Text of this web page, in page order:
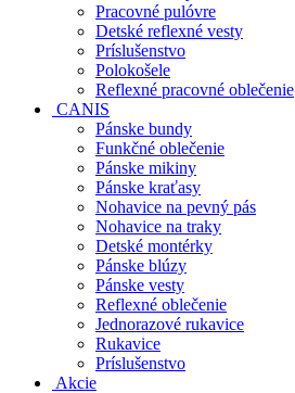
Pracovné pulóvre
Detské reflexné vesty
Príslušenstvo
Polokošele
Reflexné pracovné oblečenie
CANIS
Pánske bundy
Funkčné oblečenie
Pánske mikiny
Pánske kraťasy
Nohavice na pevný pás
Nohavice na traky
Detské montérky
Pánske blúzy
Pánske vesty
Reflexné oblečenie
Jednorazové rukavice
Rukavice
Príslušenstvo
Akcie